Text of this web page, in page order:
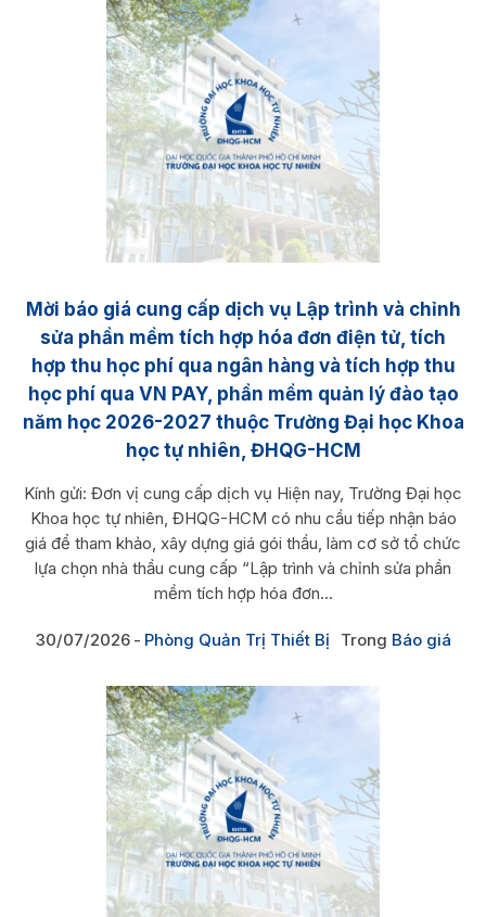
Mời báo giá cung cấp dịch vụ Lập trình và chỉnh
sửa phần mềm tích hợp hóa đơn điện tử, tích
hợp thu học phí qua ngân hàng và tích hợp thu
học phí qua VN PAY, phần mềm quản lý đào tạo
năm học 2026-2027 thuộc Trường Đại học Khoa
học tự nhiên, ĐHQG-HCM
Kính gửi: Đơn vị cung cấp dịch vụ Hiện nay, Trường Đại học
Khoa học tự nhiên, ĐHQG-HCM có nhu cầu tiếp nhận báo
giá để tham khảo, xây dựng giá gói thầu, làm cơ sở tổ chức
lựa chọn nhà thầu cung cấp “Lập trình và chỉnh sửa phần
mềm tích hợp hóa đơn...
30/07/2026 Phòng Quản Trị Thiết Bị Trong Báo giá